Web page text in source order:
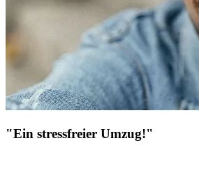
"Ein stressfreier Umzug!"